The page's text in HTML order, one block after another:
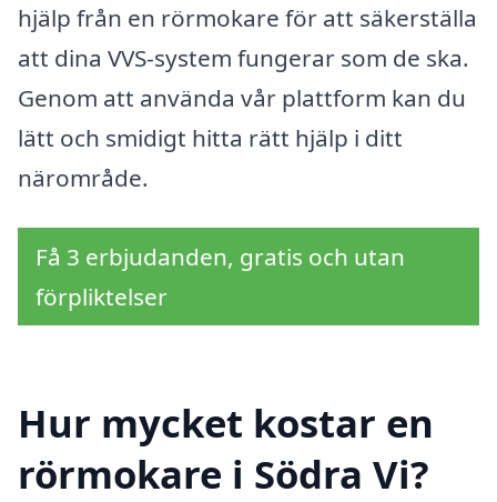
hjälp från en rörmokare för att säkerställa
att dina VVS-system fungerar som de ska.
Genom att använda vår plattform kan du
lätt och smidigt hitta rätt hjälp i ditt
närområde.
Få 3 erbjudanden, gratis och utan
förpliktelser
Hur mycket kostar en
rörmokare i Södra Vi?